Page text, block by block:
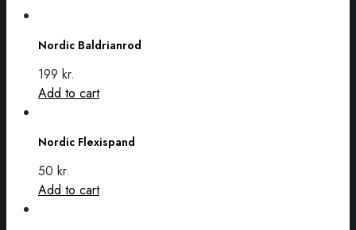
Nordic Baldrianrod
199 kr.
Add to cart
Nordic Flexispand
50 kr.
Add to cart